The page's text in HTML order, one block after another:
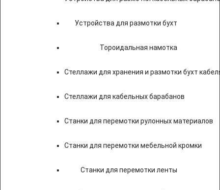
Устройства для размотки бухт
Тороидальная намотка
Стеллажи для хранения и размотки бухт
Стеллажи для кабельных барабанов
Станки для перемотки рулонных материалов
Станки для перемотки мебельной кромки
Станки для перемотки ленты